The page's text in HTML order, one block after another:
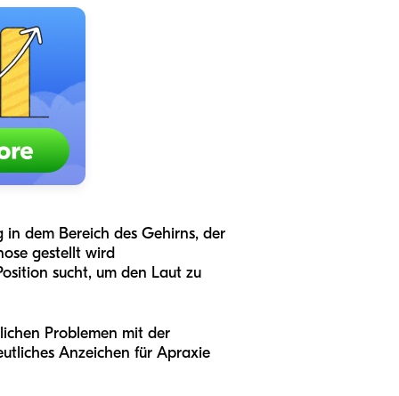
dem Bereich des Gehirns, der
gestellt wird
sucht, um den Laut zu
Problemen mit der
Anzeichen für Apraxie